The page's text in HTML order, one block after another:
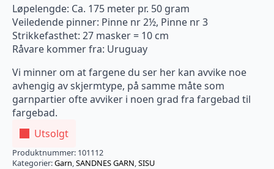
Løpelengde: Ca. 175 meter pr. 50 gram
Veiledende pinner: Pinne nr 2½, Pinne nr 3
Strikkefasthet: 27 masker = 10 cm
Råvare kommer fra: Uruguay
Vi minner om at fargene du ser her kan avvike noe
avhengig av skjermtype, på samme måte som
garnpartier ofte avviker i noen grad fra fargebad til
fargebad.
Utsolgt
Produktnummer: 101112
Kategorier:Garn,SANDNES GARN,SISU